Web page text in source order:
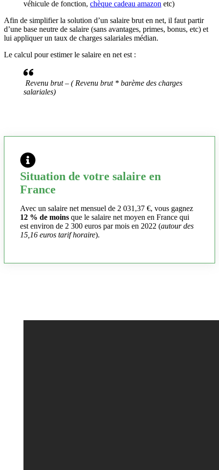
véhicule de fonction, chèque cadeau amazon etc)
Afin de simplifier la solution d’un salaire brut en net, il faut partir
d’une base neutre de salaire (sans avantages, primes, bonus, etc) et
lui appliquer un taux de charges salariales médian.
Le calcul pour estimer le salaire en net est :
Revenu brut – ( Revenu brut * barème des charges
salariales)
Situation de votre salaire en
France
Avec un salaire net mensuel de 2 031,37 €, vous gagnez
12 % de moins que le salaire net moyen en France qui
est environ de 2 300 euros par mois en 2022 (autour des
15,16 euros tarif horaire).